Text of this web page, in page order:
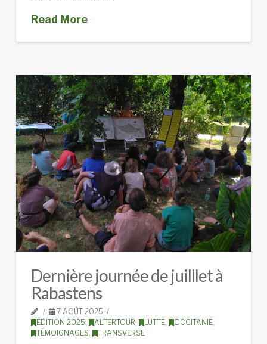
Read More
Dernière journée de juilllet à
Rabastens
7 AOÛT 2025
ÉDITION 2025
ALTERTOUR LUTTE, OCCITANIE,
TÉMOIGNAGES
TRANSVERSE